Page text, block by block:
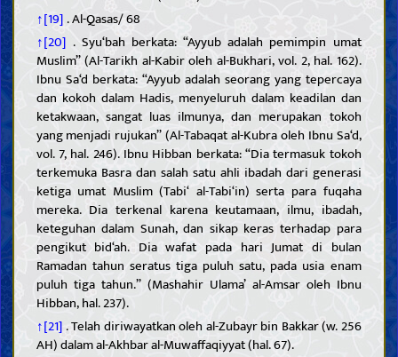
↑[19] . Al-Qasas/ 68
↑[20] . Syu‘bah berkata: “Ayyub adalah pemimpin umat
Muslim” (Al-Tarikh al-Kabir oleh al-Bukhari, vol. 2, hal. 162).
Ibnu Sa‘d berkata: “Ayyub adalah seorang yang tepercaya
dan kokoh dalam Hadis, menyeluruh dalam keadilan dan
ketakwaan, sangat luas ilmunya, dan merupakan tokoh
yang menjadi rujukan” (Al-Tabaqat al-Kubra oleh Ibnu Sa‘d,
vol. 7, hal. 246). Ibnu Hibban berkata: “Dia termasuk tokoh
terkemuka Basra dan salah satu ahli ibadah dari generasi
ketiga umat Muslim (Tabi‘ al-Tabi‘in) serta para fuqaha
mereka. Dia terkenal karena keutamaan, ilmu, ibadah,
keteguhan dalam Sunah, dan sikap keras terhadap para
pengikut bid‘ah. Dia wafat pada hari Jumat di bulan
Ramadan tahun seratus tiga puluh satu, pada usia enam
puluh tiga tahun.” (Mashahir Ulama’ al-Amsar oleh Ibnu
Hibban, hal. 237).
↑[21] . Telah diriwayatkan oleh al-Zubayr bin Bakkar (w. 256
AH) dalam al-Akhbar al-Muwaffaqiyyat (hal. 67).